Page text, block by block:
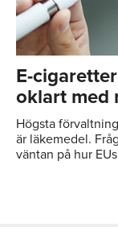
E-
oklart med
Högsta
är läkemedel.
väntan på hur